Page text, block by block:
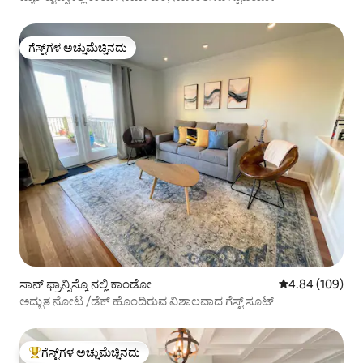
ಗೆಸ್ಟ್‌ಗಳ ಅಚ್ಚುಮೆಚ್ಚಿನದು
ಗೆಸ್ಟ್‌ಗಳ ಅಚ್ಚುಮೆಚ್ಚಿನದು
ಸಾನ್ ಫ್ರಾನ್ಸಿಸ್ಕೊ ನಲ್ಲಿ ಕಾಂಡೋ 5 ರಲ್ಲಿ 4.84
4.84 (109)
ಅದ್ಭುತ ನೋಟ /ಡೆಕ್ ಹೊಂದಿರುವ ವಿಶಾಲವಾದ ಗೆಸ್ಟ್ ಸೂಟ್
ಗೆಸ್ಟ್‌ಗಳಿಗೆ ಅತಿ ಹೆಚ್ಚು ಅಚ್ಚುಮೆಚ್ಚಿನದು
ಗೆಸ್ಟ್‌ಗಳ ಅಚ್ಚುಮೆಚ್ಚಿನದು